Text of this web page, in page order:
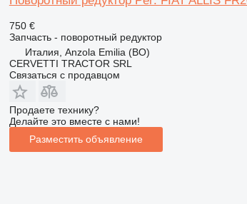
750 €
Запчасть - поворотный редуктор
Италия, Anzola Emilia (BO)
CERVETTI TRACTOR SRL
Связаться с продавцом
Продаете технику?
Делайте это вместе с нами!
Разместить объявление